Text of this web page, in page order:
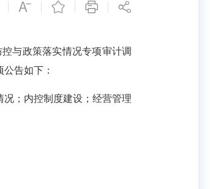
与政策落实情况专项审计调
告如下：
；内控制度建设；经营管理